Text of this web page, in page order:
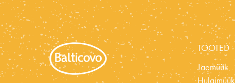
TOOTED
Jaemüük
Hulgimüük